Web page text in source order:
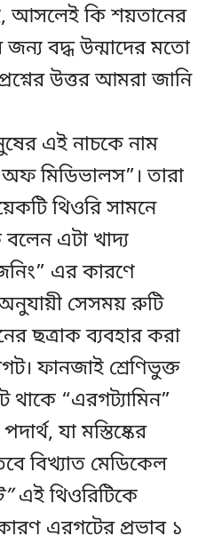
আসলেই কি শয়তানের
জন্য বদ্ধ উন্মাদের মতো
উত্তর আমরা জানি
এই নাচকে নাম
অফ মিডিভালস”। তারা
থিওরি সামনে
এটা খাদ্য
এর কারণে
সেসময় রুটি
ছত্রাক ব্যবহার করা
ফানজাই শ্রেণিভুক্ত
“এরগট্যামিন”
যা মস্তিষ্কের
বিখ্যাত মেডিকেল
এই থিওরিটিকে
এরগটের প্রভাব ১